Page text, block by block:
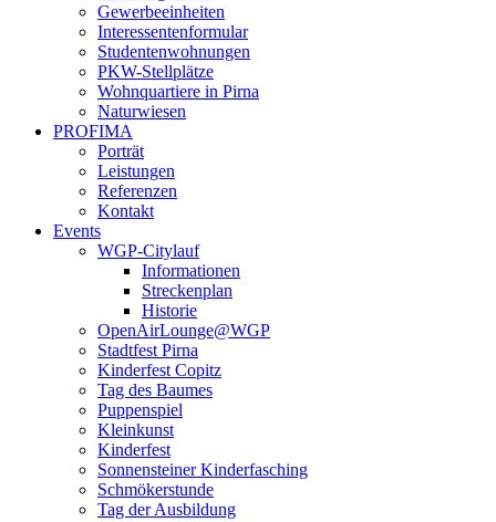
Gewerbeeinheiten
Interessentenformular
Studentenwohnungen
PKW-Stellplätze
Wohnquartiere in Pirna
Naturwiesen
PROFIMA
Porträt
Leistungen
Referenzen
Kontakt
Events
WGP-Citylauf
Informationen
Streckenplan
Historie
OpenAirLounge@WGP
Stadtfest Pirna
Kinderfest Copitz
Tag des Baumes
Puppenspiel
Kleinkunst
Kinderfest
Sonnensteiner Kinderfasching
Schmökerstunde
Tag der Ausbildung